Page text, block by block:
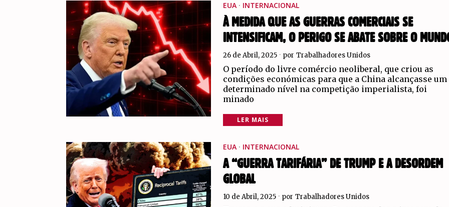
EUA · INTERNACIONAL
À MEDIDA QUE AS GUERRAS COMERCIAIS SE
INTENSIFICAM, O PERIGO SE ABATE SOBRE O
26 de Abril, 2025 por Trabalhadores Unidos
O período do livre comércio neoliberal, que criou as
condições económicas para que a China alcançasse um
determinado nível na competição imperialista, foi
minado
LER MAIS
EUA · INTERNACIONAL
A “GUERRA TARIFÁRIA” DE TRUMP E A DESORDEM
GLOBAL
10 de Abril, 2025 por Trabalhadores Unidos